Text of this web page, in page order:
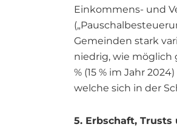
Einkommens- und
Gemeinden stark
niedrig, wie möglich
% (15 % im Jahr
welche sich in der
5. Erbschaft,